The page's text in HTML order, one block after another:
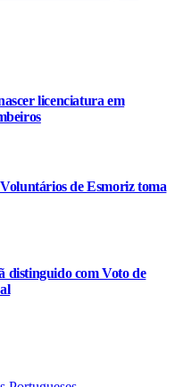
licenciatura em
de Esmoriz toma
distinguido com Voto de